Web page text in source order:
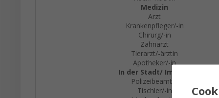
Medizin
Arzt
Krankenpfleger/-in
Chirurg/-in
Zahnarzt
Tierarzt/-ärztin
Apotheker/-in
In der Stadt/ Im Dorf
Polizeibeamter
Tischler/-in